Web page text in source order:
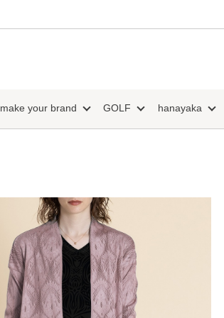
make your brand GOLF hanayaka